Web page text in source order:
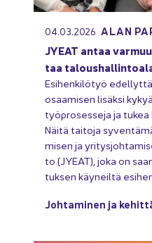
04.03.2026 ALAN
JYEAT antaa
taa
Esi­hen­ki­lö­työ
osaa­mi­sen li­säk­si
työ­pro­ses­se­ja ja
Näitä tai­to­ja
mi­sen ja
to (JYEAT), joka on
tuk­sen käy­neil­tä
Joh­ta­mi­nen ja